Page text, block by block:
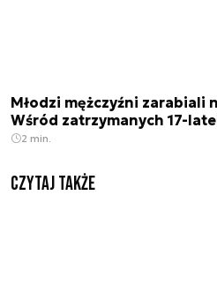
Młodzi mężczyźni zarabiali
Wśród zatrzymanych 17-
2 min.
Czytaj także